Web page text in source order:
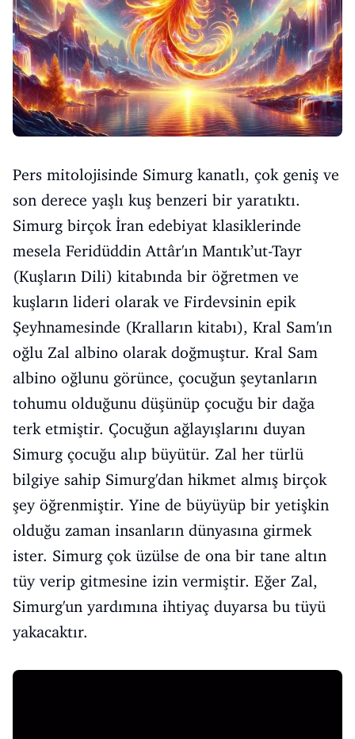
Pers mitolojisinde Simurg kanatlı, çok geniş ve
son derece yaşlı kuş benzeri bir yaratıktı.
Simurg birçok İran edebiyat klasiklerinde
mesela Feridüddin Attâr'ın Mantık’ut-Tayr
(Kuşların Dili) kitabında bir öğretmen ve
kuşların lideri olarak ve Firdevsinin epik
Şeyhnamesinde (Kralların kitabı), Kral Sam'ın
oğlu Zal albino olarak doğmuştur. Kral Sam
albino oğlunu görünce, çocuğun şeytanların
tohumu olduğunu düşünüp çocuğu bir dağa
terk etmiştir. Çocuğun ağlayışlarını duyan
Simurg çocuğu alıp büyütür. Zal her türlü
bilgiye sahip Simurg'dan hikmet almış birçok
şey öğrenmiştir. Yine de büyüyüp bir yetişkin
olduğu zaman insanların dünyasına girmek
ister. Simurg çok üzülse de ona bir tane altın
tüy verip gitmesine izin vermiştir. Eğer Zal,
Simurg'un yardımına ihtiyaç duyarsa bu tüyü
yakacaktır.